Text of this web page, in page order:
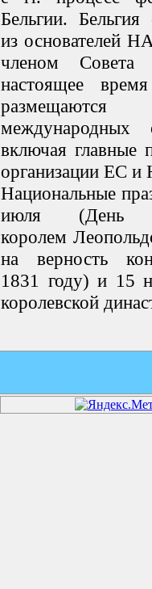
Бельгии.
из основателей
членом
настоящее
международных
включая главные
организации ЕС
Национальные
июля (День
королем
на верность
1831 году) и 15
королевской